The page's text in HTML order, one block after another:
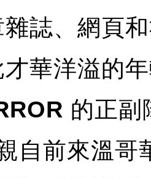
誌、網頁
才華洋溢的
的正
自前來溫哥